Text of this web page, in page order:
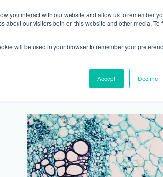
you interact with our website and allow us to remember
our visitors both on this website and other media. To
will be used in your browser to remember your
Accept Decline
水灣海灘道28號
Pulse 2樓212號舖
香港新
購物中
淺水灣海灘道28號
The Pulse 2樓212號舖
香港中環
世紀廣場20
水灣海灘道28號
Pulse 2樓212號舖
香港新
購物中
場地庫一
香港中環德己立街1號世紀廣場
樓
香港中環德己立街1號
世紀廣場5樓
淺水灣海
The Pulse
場地庫一
淺水灣海灘道28號
The Pulse 2樓212號舖
港中環德己立街1號
廣場6樓
香港中
室
劃 資源 最新活動 商店